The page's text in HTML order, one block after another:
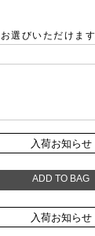
選びいただけます